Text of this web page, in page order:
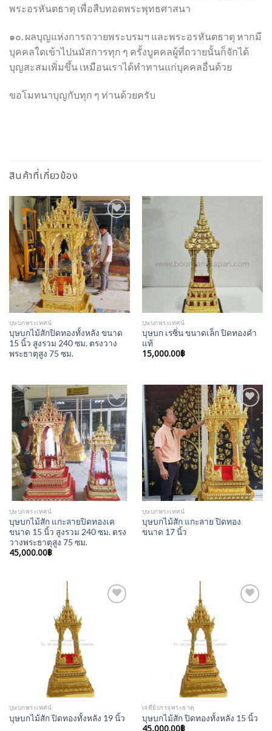
พระอรหันตธาตุ เพื่อสืบทอดพระพุทธศาสนา
๑๐. ผลบุญแห่งการถวายพระบรมฯ และพระอรหันตธาตุ หากมี
บุคคลใดเข้าไปนมัสการทุก ๆ ครั้งบูคคลผู้ที่ถวายนั้นก็จักได้
บุญสะสมเพิ่มขึ้น เหมือนเราได้ทำทานแก่บุคคลอื่นด้วย
ขอโมทนาบุญกับทุก ๆ ท่านด้วยครับ
สินค้าที่เกี่ยวข้อง
Add to
Wishlist
บุษบกพระเทศน์
บุษบกไม้สักปิดทองทั้งหลัง ขนาด
15 นิ้ว สูงรวม 240 ซม. ตรงวาง
พระธาตุสูง 75 ซม.
บุษบกพระเทศน์
บุษบก เรซิ่น ขนาดเล็ก ปิดทองคำ
แท้
15,000.00฿
Add to
Wishlist
บุษบกพระเทศน์
บุษบกไม้สัก แกะลายปิดทองเค
ขนาด 15 นิ้ว สูงรวม 240 ซม. ตรง
วางพระธาตุสูง 75 ซม.
45,000.00฿
Add to
Wishlist
บุษบกพระเทศน์
บุษบกไม้สัก แกะลาย ปิดทอง
ขนาด 17 นิ้ว
บุษบกพระเทศน์
บุษบกไม้สัก ปิดทองทั้งหลัง 19 นิ้ว
เจดีย์บรรจุพระธาตุ
บุษบกไม้สัก ปิดทองทั้งหลัง 15 นิ้ว